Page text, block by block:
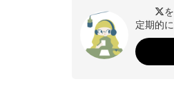
定期的